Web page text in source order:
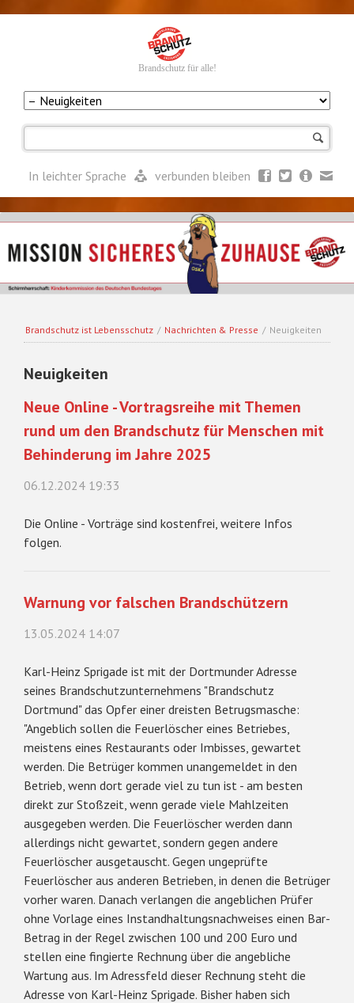
Brandschutz für alle!
In leichter Sprache verbunden bleiben
Brandschutz ist Lebensschutz / Nachrichten & Presse / Neuigkeiten
Neuigkeiten
Neue Online - Vortragsreihe mit Themen
rund um den Brandschutz für Menschen mit
Behinderung im Jahre 2025
06.12.2024 19:33
Die Online - Vorträge sind kostenfrei, weitere Infos
folgen.
Warnung vor falschen Brandschützern
13.05.2024 14:07
Karl-Heinz Sprigade ist mit der Dortmunder Adresse
seines Brandschutzunternehmens "Brandschutz
Dortmund" das Opfer einer dreisten Betrugsmasche:
"Angeblich sollen die Feuerlöscher eines Betriebes,
meistens eines Restaurants oder Imbisses, gewartet
werden. Die Betrüger kommen unangemeldet in den
Betrieb, wenn dort gerade viel zu tun ist - am besten
direkt zur Stoßzeit, wenn gerade viele Mahlzeiten
ausgegeben werden. Die Feuerlöscher werden dann
allerdings nicht gewartet, sondern gegen andere
Feuerlöscher ausgetauscht. Gegen ungeprüfte
Feuerlöscher aus anderen Betrieben, in denen die Betrüger
vorher waren. Danach verlangen die angeblichen Prüfer
ohne Vorlage eines Instandhaltungsnachweises einen Bar-
Betrag in der Regel zwischen 100 und 200 Euro und
stellen eine fingierte Rechnung über die angebliche
Wartung aus. Im Adressfeld dieser Rechnung steht die
Adresse von Karl-Heinz Sprigade. Bisher haben sich